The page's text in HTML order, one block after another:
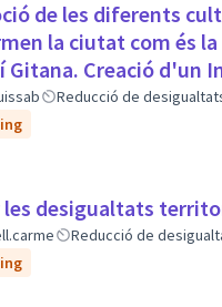
de les diferents
la ciutat com és
Gitana. Creació d'un
de Cultura Romaní
Reducció de
les desigualtats
Reducció de